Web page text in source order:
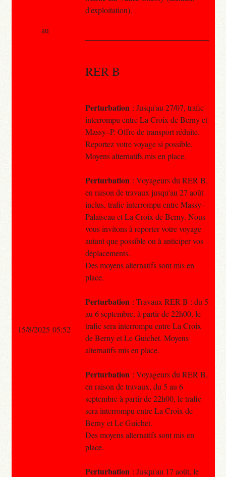
d'exploitation).
RER B
Perturbation : Jusqu'au 27/07, trafic
interrompu entre La Croix de Berny et
Massy–P. Offre de transport réduite.
Reportez votre voyage si possible.
Moyens alternatifs mis en place.
Perturbation : Voyageurs du RER B,
en raison de travaux jusqu'au 27 août
inclus, trafic interrompu entre Massy–
Palaiseau et La Croix de Berny. Nous
vous invitons à reporter votre voyage
autant que possible ou à anticiper vos
déplacements.
Des moyens alternatifs sont mis en
place.
Perturbation : Travaux RER B : du 5
au 6 septembre, à partir de 22h00, le
trafic sera interrompu entre La Croix
de Berny et Le Guichet. Moyens
alternatifs mis en place.
Perturbation : Voyageurs du RER B,
en raison de travaux, du 5 au 6
septembre à partir de 22h00, le trafic
sera interrompu entre La Croix de
Berny et Le Guichet.
Des moyens alternatifs sont mis en
place.
Perturbation : Jusqu'au 17 août, le
au
15/8/2025 05:52